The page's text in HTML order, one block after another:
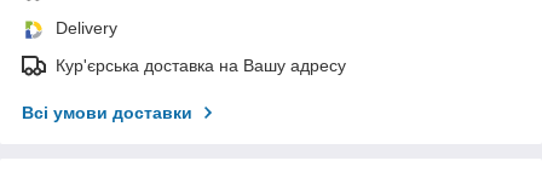
Delivery
Кур'єрська доставка на Вашу адресу
Всі умови доставки